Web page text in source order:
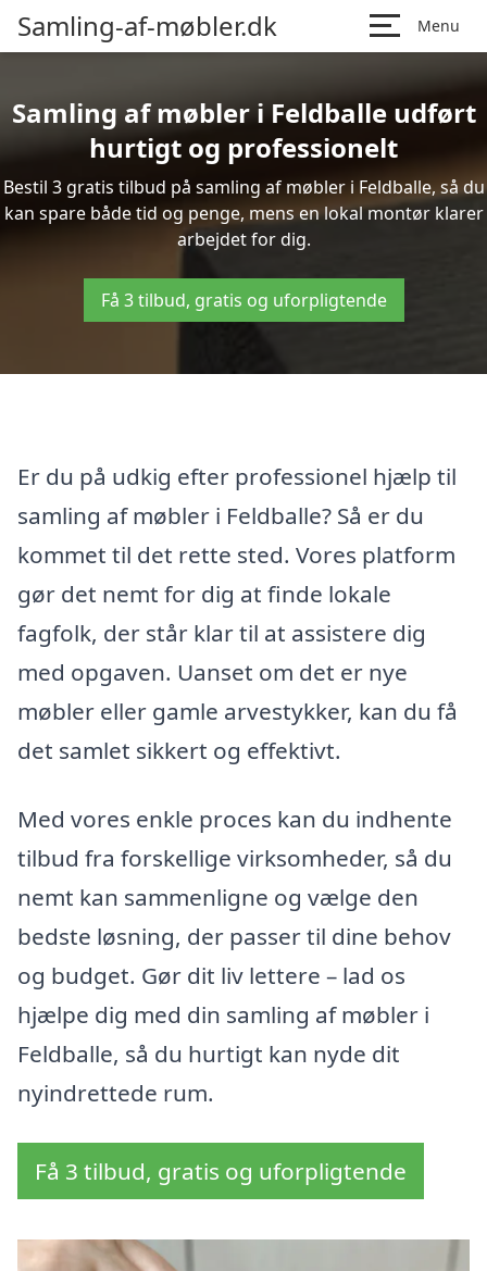
Samling-af-møbler.dk Menu
Samling af møbler i Feldballe udført
hurtigt og professionelt
Bestil 3 gratis tilbud på samling af møbler i Feldballe, så du
kan spare både tid og penge, mens en lokal montør klarer
arbejdet for dig.
Få 3 tilbud, gratis og uforpligtende
Er du på udkig efter professionel hjælp til
samling af møbler i Feldballe? Så er du
kommet til det rette sted. Vores platform
gør det nemt for dig at finde lokale
fagfolk, der står klar til at assistere dig
med opgaven. Uanset om det er nye
møbler eller gamle arvestykker, kan du få
det samlet sikkert og effektivt.
Med vores enkle proces kan du indhente
tilbud fra forskellige virksomheder, så du
nemt kan sammenligne og vælge den
bedste løsning, der passer til dine behov
og budget. Gør dit liv lettere – lad os
hjælpe dig med din samling af møbler i
Feldballe, så du hurtigt kan nyde dit
nyindrettede rum.
Få 3 tilbud, gratis og uforpligtende